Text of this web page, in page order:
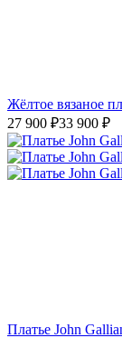
Жёлтое вязаное
27 900 ₽33 900 ₽
Платье John